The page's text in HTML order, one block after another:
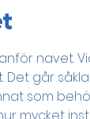
navet.
Det går
som